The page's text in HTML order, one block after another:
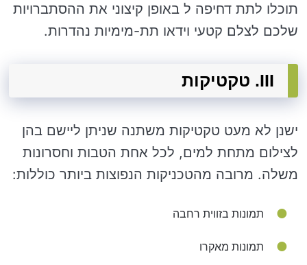
תוכלו לתת דחיפה ל באופן קיצוני את ההסתברויות
שלכם לצלם קטעי וידאו תת-מימיות נהדרות.
III. טקטיקות
ישנן לא מעט טקטיקות משתנה שניתן ליישם בהן
לצילום מתחת למים, לכל אחת הטבות וחסרונות
משלה. מרובה מהטכניקות הנפוצות ביותר כוללות:
תמונות בזווית רחבה
תמונות מאקרו